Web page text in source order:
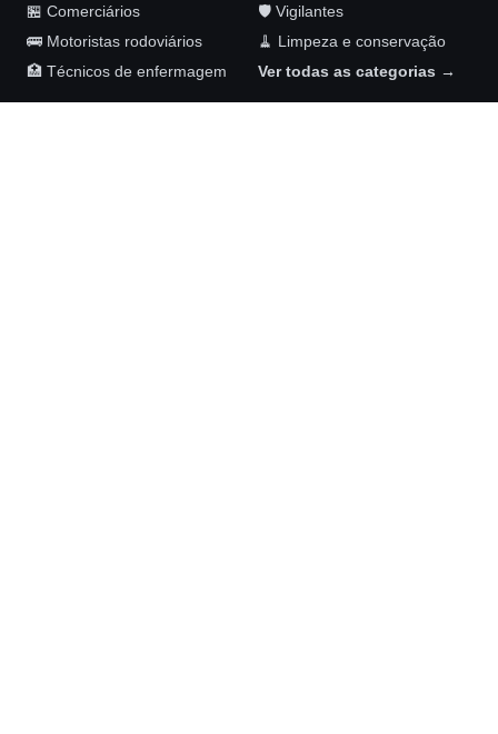
🏪 Comerciários
🛡️ Vigilantes
🚌 Motoristas rodoviários
🧹 Limpeza e conservação
🏥 Técnicos de enfermagem
Ver todas as categorias →